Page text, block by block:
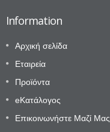
Information
Αρχική σελίδα
Εταιρεία
Προϊόντα
eΚατάλογος
Επικοινωνήστε Μαζί Μας